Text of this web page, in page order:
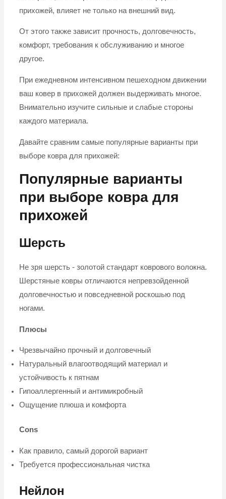
прихожей, влияет не только на внешний вид.
От этого также зависит прочность, долговечность,
комфорт, требования к обслуживанию и многое
другое.
При ежедневном интенсивном пешеходном движении
ваш ковер в прихожей должен выдерживать многое.
Внимательно изучите сильные и слабые стороны
каждого материала.
Давайте сравним самые популярные варианты при
выборе ковра для прихожей:
Популярные варианты
при выборе ковра для
прихожей
Шерсть
Не зря шерсть - золотой стандарт коврового волокна.
Шерстяные ковры отличаются непревзойденной
долговечностью и повседневной роскошью под
ногами.
Плюсы
Чрезвычайно прочный и долговечный
Натуральный влагоотводящий материал и
устойчивость к пятнам
Гипоаллергенный и антимикробный
Ощущение плюша и комфорта
Cons
Как правило, самый дорогой вариант
Требуется профессиональная чистка
Нейлон